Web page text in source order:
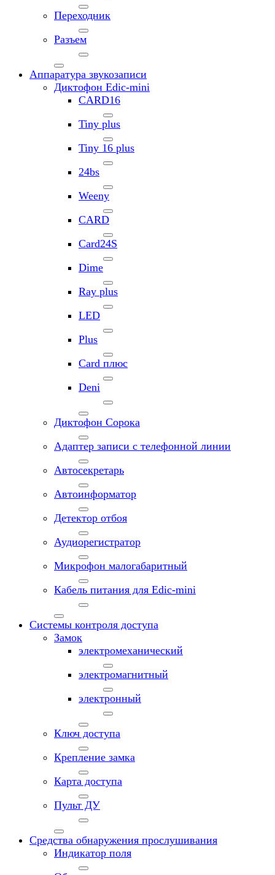
Переходник
Разъем
Аппаратура звукозаписи
Диктофон Edic-mini
CARD16
Tiny plus
Tiny 16 plus
24bs
Weeny
CARD
Card24S
Dime
Ray plus
LED
Plus
Card плюс
Deni
Диктофон Сорока
Адаптер записи с телефонной линии
Автосекретарь
Автоинформатор
Детектор отбоя
Аудиорегистратор
Микрофон малогабаритный
Кабель питания для Edic-mini
Системы контроля доступа
Замок
электромеханический
электромагнитный
электронный
Ключ доступа
Крепление замка
Карта доступа
Пульт ДУ
Средства обнаружения прослушивания
Индикатор поля